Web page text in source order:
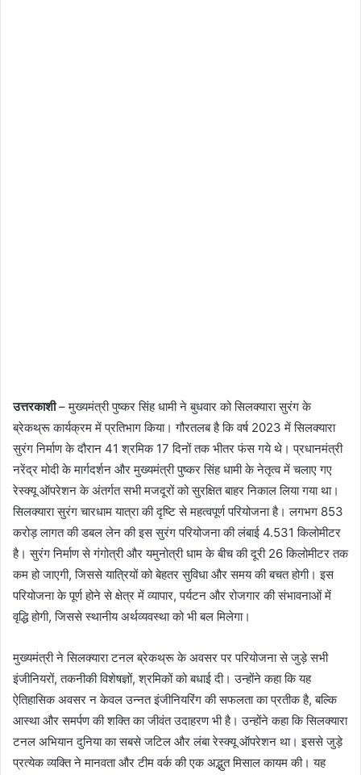
उत्तरकाशी– मुख्यमंत्री पुष्कर सिंह धामी ने बुधवार को सिलक्यारा सुरंग के
ब्रेकथ्रू कार्यक्रम में प्रतिभाग किया। गौरतलब है कि वर्ष 2023 में सिलक्यारा
सुरंग निर्माण के दौरान 41 श्रमिक 17 दिनों तक भीतर फंस गये थे। प्रधानमंत्री
नरेंद्र मोदी के मार्गदर्शन और मुख्यमंत्री पुष्कर सिंह धामी के नेतृत्व में चलाए गए
रेस्क्यू ऑपरेशन के अंतर्गत सभी मजदूरों को सुरक्षित बाहर निकाल लिया गया था।
सिलक्यारा सुरंग चारधाम यात्रा की दृष्टि से महत्वपूर्ण परियोजना है। लगभग 853
करोड़ लागत की डबल लेन की इस सुरंग परियोजना की लंबाई 4.531 किलोमीटर
है। सुरंग निर्माण से गंगोत्री और यमुनोत्री धाम के बीच की दूरी 26 किलोमीटर तक
कम हो जाएगी, जिससे यात्रियों को बेहतर सुविधा और समय की बचत होगी। इस
परियोजना के पूर्ण होने से क्षेत्र में व्यापार, पर्यटन और रोजगार की संभावनाओं में
वृद्धि होगी, जिससे स्थानीय अर्थव्यवस्था को भी बल मिलेगा।
मुख्यमंत्री ने सिलक्यारा टनल ब्रेकथ्रू के अवसर पर परियोजना से जुड़े सभी
इंजीनियरों, तकनीकी विशेषज्ञों, श्रमिकों को बधाई दी। उन्होंने कहा कि यह
ऐतिहासिक अवसर न केवल उन्नत इंजीनियरिंग की सफलता का प्रतीक है, बल्कि
आस्था और समर्पण की शक्ति का जीवंत उदाहरण भी है। उन्होंने कहा कि सिलक्यारा
टनल अभियान दुनिया का सबसे जटिल और लंबा रेस्क्यू ऑपरेशन था। इससे जुड़े
प्रत्येक व्यक्ति ने मानवता और टीम वर्क की एक अद्भुत मिसाल कायम की। यह